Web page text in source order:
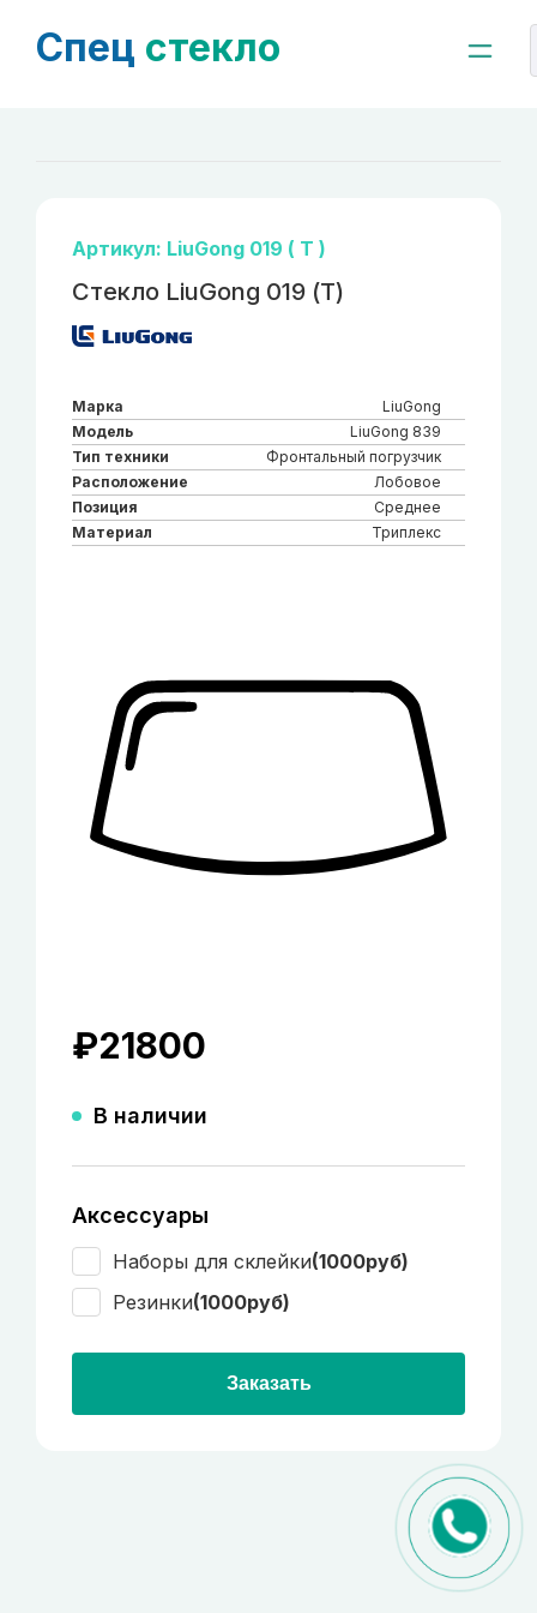
Спец стекло
Артикул: LiuGong 019 ( Т )
Стекло LiuGong 019 (Т)
Марка
LiuGong
Модель
LiuGong 839
Тип техники
Фронтальный погрузчик
Расположение
Лобовое
Позиция
Среднее
Материал
Триплекс
₽21800
В наличии
Аксессуары
Наборы для склейки(1000руб)
Резинки(1000руб)
Заказать